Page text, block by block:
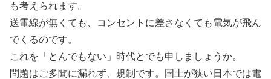
も考えられます。
送電線が無くても、コンセントに差さなくても電気が飛ん
でくるのです。
これを「とんでもない」時代とでも申しましょうか。
問題はご多聞に漏れず、規制です。国土が狭い日本では電